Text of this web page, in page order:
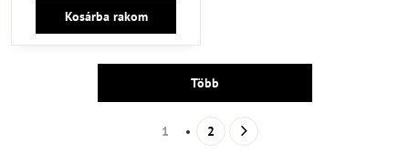
Kosárba rakom
Több
1 2